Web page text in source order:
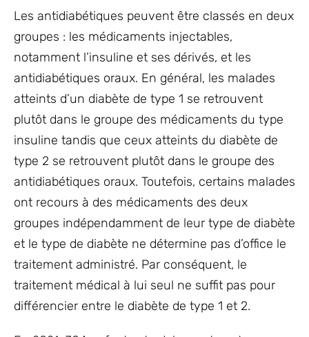
Les antidiabétiques peuvent être classés en deux
groupes : les médicaments injectables,
notamment l’insuline et ses dérivés, et les
antidiabétiques oraux. En général, les malades
atteints d’un diabète de type 1 se retrouvent
plutôt dans le groupe des médicaments du type
insuline tandis que ceux atteints du diabète de
type 2 se retrouvent plutôt dans le groupe des
antidiabétiques oraux. Toutefois, certains malades
ont recours à des médicaments des deux
groupes indépendamment de leur type de diabète
et le type de diabète ne détermine pas d’office le
traitement administré. Par conséquent, le
traitement médical à lui seul ne suffit pas pour
différencier entre le diabète de type 1 et 2.